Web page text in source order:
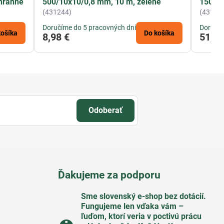
(431244)
Doručíme do 5 pracovných dní
8,98 € Do košíka
Odoberať
Ďakujeme za podporu
Sme slovenský e-shop bez dotácií​.
Fungujeme len vďaka vám –
ľuďom, ktorí veria v poctivú prácu